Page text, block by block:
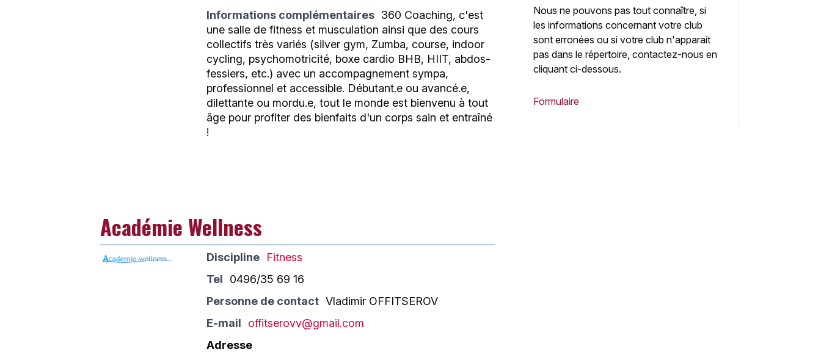
Informations complémentaires 360 Coaching, c'est
une salle de fitness et musculation ainsi que des cours
collectifs très variés (silver gym, Zumba, course, indoor
cycling, psychomotricité, boxe cardio BHB, HIIT, abdos-
fessiers, etc.) avec un accompagnement sympa,
professionnel et accessible. Débutant.e ou avancé.e,
dilettante ou mordu.e, tout le monde est bienvenu à tout
âge pour profiter des bienfaits d'un corps sain et entraîné
!
Académie Wellness
Discipline
Fitness
Tel
0496/35 69 16
Personne de contact Vladimir OFFITSEROV
E-mail
offitserovv@gmail.com
Adresse
Nous ne pouvons pas tout connaître, si
les informations concernant votre club
sont erronées ou si votre club n'apparait
pas dans le répertoire, contactez-nous en
cliquant ci-dessous.
Formulaire